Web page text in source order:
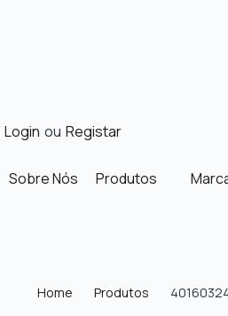
Login ou Registar
Sobre Nós Produtos
Home Produtos